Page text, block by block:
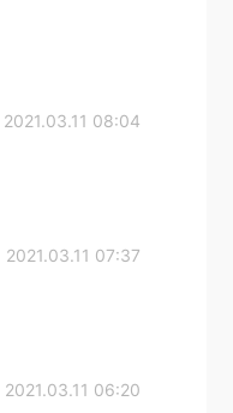
2021.03.11 08:04
2021.03.11 07:37
2021.03.11 06:20